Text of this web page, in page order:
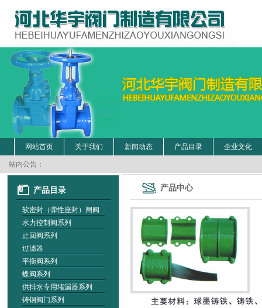
网站首页 关于我们 新闻动态 产品目录 企业文化
站内公告：
产品目录
软密封（弹性座封）闸阀
水力控制阀系列
止回阀系列
过滤器
平衡阀系列
蝶阀系列
供排水专用堵漏器系列
铸钢阀门系列
产品中心